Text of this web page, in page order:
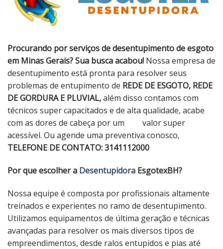
Procurando por serviços de desentupimento de esgoto
em Minas Gerais? Sua busca acabou! Nossa empresa de
desentupimento está pronta para resolver seus
problemas de entupimento de REDE DE ESGOTO, REDE
DE GORDURA E PLUVIAL,além disso contamos com
técnicos super capacitados e de alta qualidade, acabe
com as dores de cabeça por um valor super
acessível. Ou agende uma preventiva conosco,
TELEFONE DE CONTATO: 3141112000
Por que escolher a Desentupidora EsgotexBH?
Nossa equipe é composta por profissionais altamente
treinados e experientes no ramo de desentupimento.
Utilizamos equipamentos de última geração e técnicas
avançadas para resolver os mais diversos tipos de
empreendimentos, desde ralos entupidos e pias até